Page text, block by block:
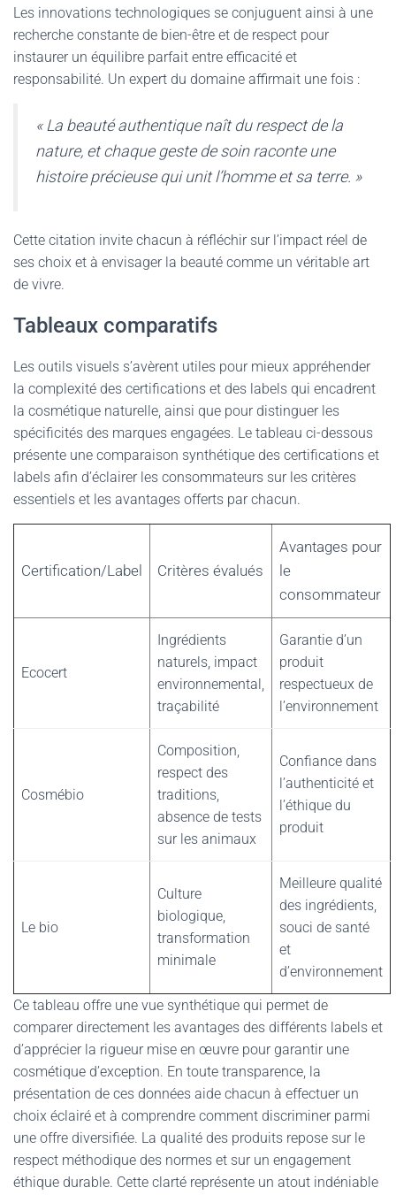
Les innovations technologiques se conjuguent ainsi à une
recherche constante de bien-être et de respect pour
instaurer un équilibre parfait entre efficacité et
responsabilité. Un expert du domaine affirmait une fois :
« La beauté authentique naît du respect de la
nature, et chaque geste de soin raconte une
histoire précieuse qui unit l’homme et sa terre. »
Cette citation invite chacun à réfléchir sur l’impact réel de
ses choix et à envisager la beauté comme un véritable art
de vivre.
Tableaux comparatifs
Les outils visuels s’avèrent utiles pour mieux appréhender
la complexité des certifications et des labels qui encadrent
la cosmétique naturelle, ainsi que pour distinguer les
spécificités des marques engagées. Le tableau ci-dessous
présente une comparaison synthétique des certifications et
labels afin d’éclairer les consommateurs sur les critères
essentiels et les avantages offerts par chacun.
Certification/Label Critères évalués
Avantages pour
le
consommateur
Ecocert
Ingrédients
naturels, impact
environnemental,
traçabilité
Garantie d’un
produit
respectueux de
l’environnement
Cosmébio
Composition,
respect des
traditions,
absence de tests
sur les animaux
Confiance dans
l’authenticité et
l’éthique du
produit
Le bio
Culture
biologique,
transformation
minimale
Meilleure qualité
des ingrédients,
souci de santé
et
d’environnement
Ce tableau offre une vue synthétique qui permet de
comparer directement les avantages des différents labels et
d’apprécier la rigueur mise en œuvre pour garantir une
cosmétique d’exception. En toute transparence, la
présentation de ces données aide chacun à effectuer un
choix éclairé et à comprendre comment discriminer parmi
une offre diversifiée. La qualité des produits repose sur le
respect méthodique des normes et sur un engagement
éthique durable. Cette clarté représente un atout indéniable